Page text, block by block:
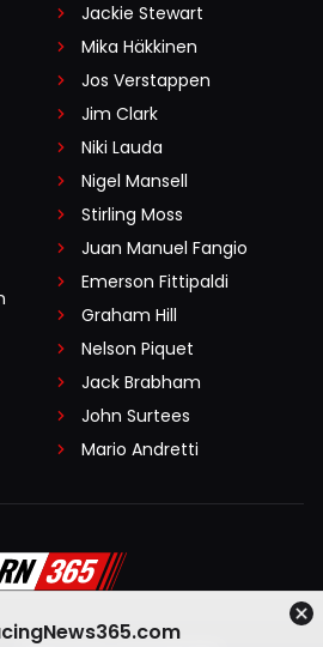
Jackie Stewart
Mika Häkkinen
Jos Verstappen
Jim Clark
Niki Lauda
Nigel Mansell
Stirling Moss
Juan Manuel Fangio
Emerson Fittipaldi
Graham Hill
Nelson Piquet
Jack Brabham
John Surtees
Mario Andretti